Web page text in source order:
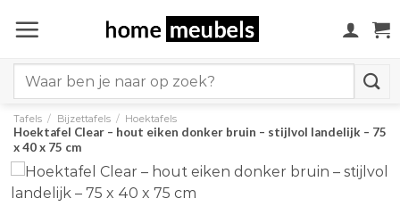
naar
for:
Tafels / Bijzettafels / Hoektafels
Hoektafel Clear – hout eiken donker bruin – stijlvol landelijk – 75
x 40 x 75 cm